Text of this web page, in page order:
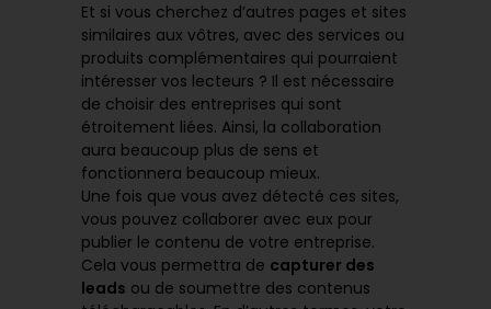
Et si vous cherchez d’autres pages et sites
similaires aux vôtres, avec des services ou
produits complémentaires qui pourraient
intéresser vos lecteurs ? Il est nécessaire
de choisir des entreprises qui sont
étroitement liées. Ainsi, la collaboration
aura beaucoup plus de sens et
fonctionnera beaucoup mieux.
Une fois que vous avez détecté ces sites,
vous pouvez collaborer avec eux pour
publier le contenu de votre entreprise.
Cela vous permettra de capturer des
leads ou de soumettre des contenus